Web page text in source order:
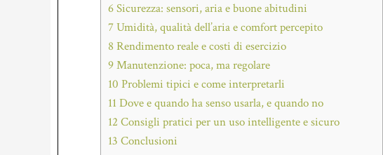
6Sicurezza: sensori, aria e buone abitudini
7Umidità, qualità dell’aria e comfort percepito
8 Rendimento reale e costi di esercizio
9Manutenzione: poca, ma regolare
10 Problemi tipici e come interpretarli
11 Dove e quando ha senso usarla, e quando no
12 Consigli pratici per un uso intelligente e sicuro
13 Conclusioni